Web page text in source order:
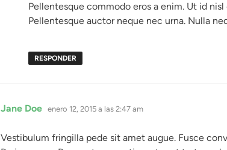
Pellentesque commodo eros a enim. Ut id
Pellentesque auctor neque nec urna. Nulla
RESPONDER
Jane Doe dice:
enero 12, 2015 a las 2:47 am
Vestibulum fringilla pede sit amet augue. Fusce